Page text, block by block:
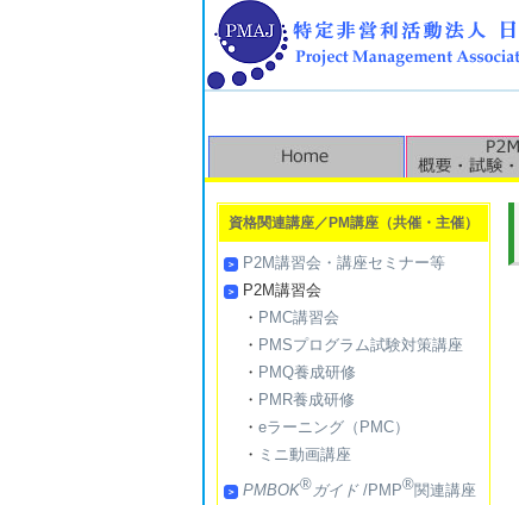
資格関連講座／PM講座（共催・主催）
P2M講習会・講座セミナー等
P2M講習会
・ PMC講習会
・ PMSプログラム試験対策講座
・ PMQ養成研修
・ PMR養成研修
・ eラーニング（PMC）
・ ミニ動画講座
PMBOK®ガイド/PMP®関連講座